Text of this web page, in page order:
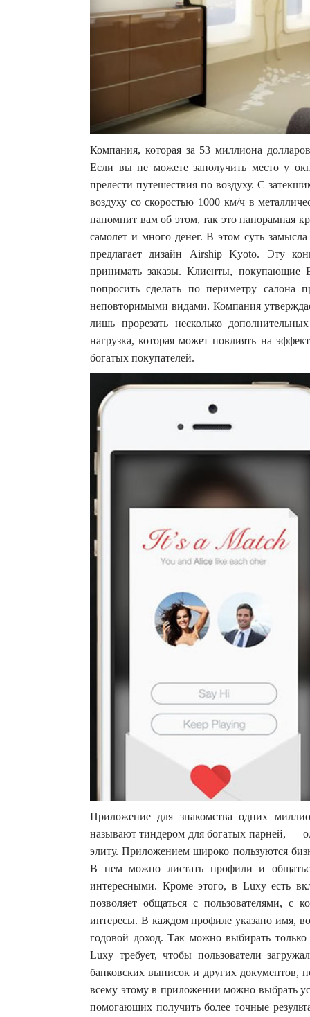
Компания, которая за 53 миллиона
Если вы не можете заполучить место у
прелести путешествия по воздуху. С
воздуху со скоростью 1000 км/ч в
напомнит вам об этом, так это панорамная
самолет и много денег. В этом суть замысла
предлагает дизайн Airship Kyoto. Эту
принимать заказы. Клиенты, покупающие
попросить сделать по периметру салона
неповторимыми видами. Компания
лишь прорезать несколько
нагрузка, которая может повлиять на
богатых покупателей.
Приложение для знакомства одних
называют тиндером для богатых парней, —
элиту. Приложением широко пользуются
В нем можно листать профили и
интересными. Кроме этого, в Luxy есть
позволяет общаться с пользователями,
интересы. В каждом профиле указано имя,
годовой доход. Так можно выбирать
Luxy требует, чтобы пользователи
банковских выписок и других документов,
всему этому в приложении можно выбрать
помогающих получить более точные